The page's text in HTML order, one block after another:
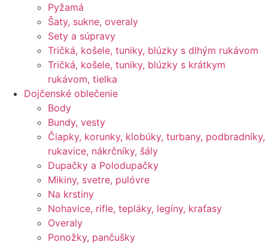
Pyžamá
Šaty, sukne, overaly
Sety a súpravy
Tričká, košele, tuniky, blúzky s dlhým rukávom
Tričká, košele, tuniky, blúzky s krátkym
rukávom, tielka
Dojčenské oblečenie
Body
Bundy, vesty
Čiapky, korunky, klobúky, turbany, podbradníky,
rukavice, nákrčníky, šály
Dupačky a Polodupačky
Mikiny, svetre, pulóvre
Na krstiny
Nohavice, rifle, tepláky, legíny, kraťasy
Overaly
Ponožky, pančušky